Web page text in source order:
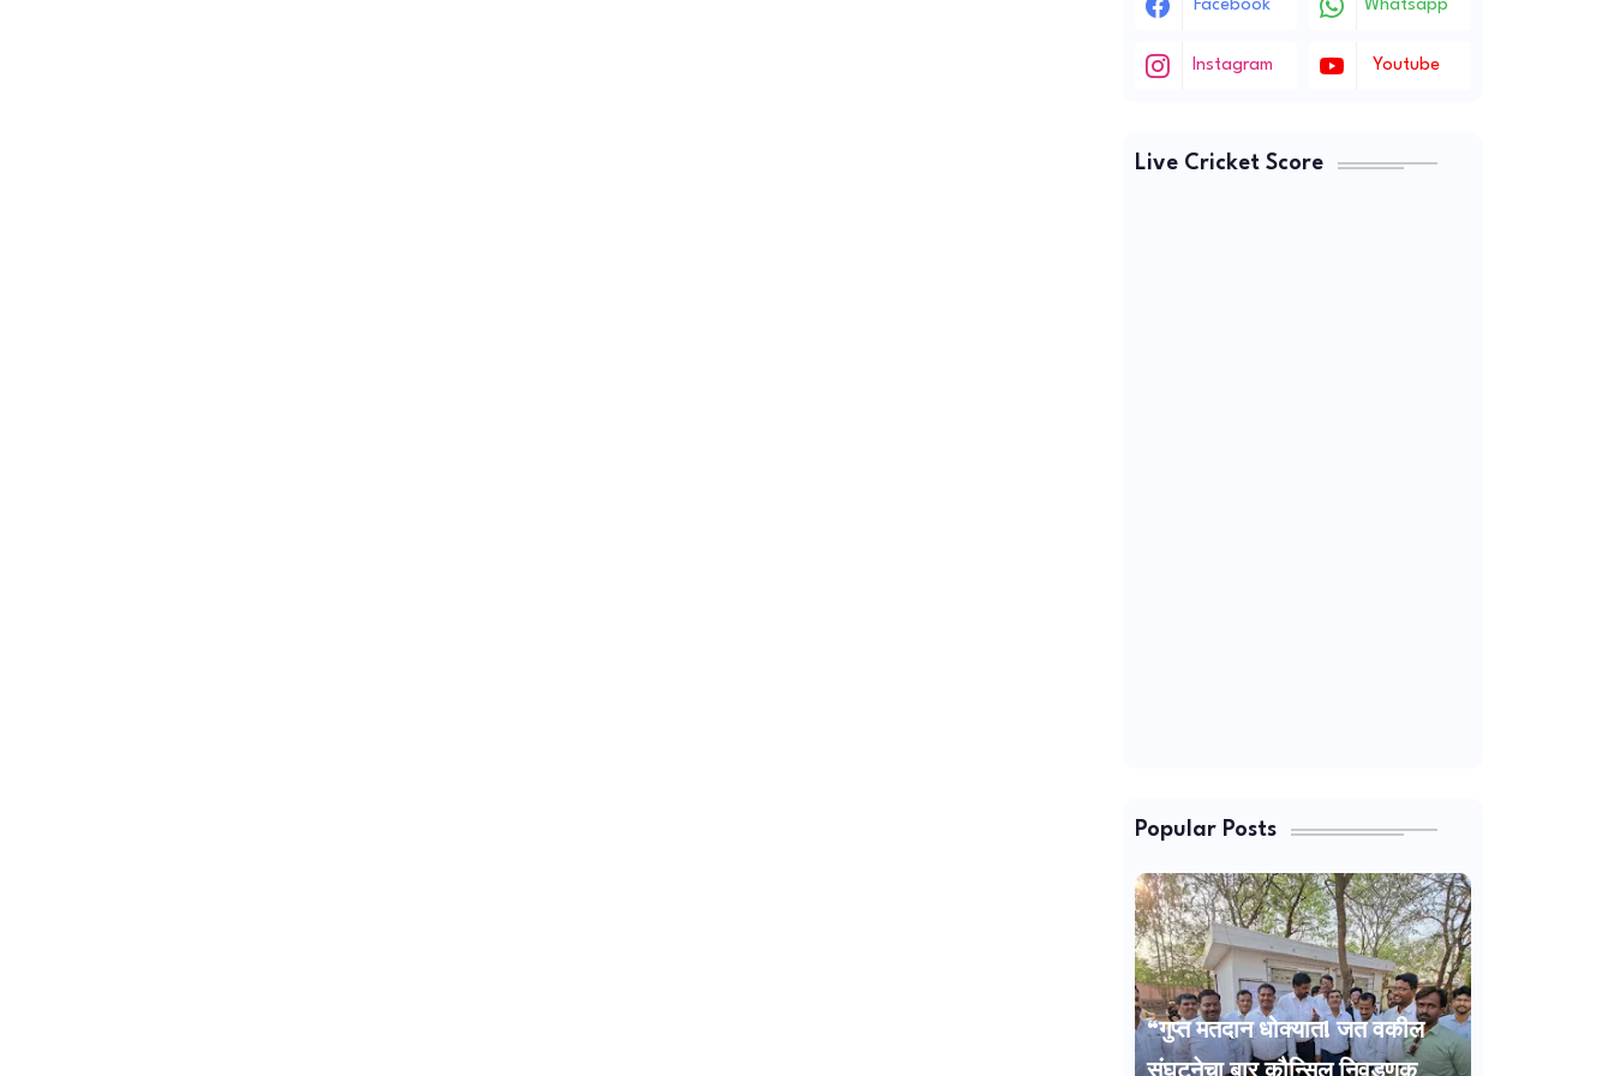
Facebook Whatsapp
Instagram Youtube
Live Cricket Score
Popular Posts
“गुप्त मतदान धोक्यात! जत वकील